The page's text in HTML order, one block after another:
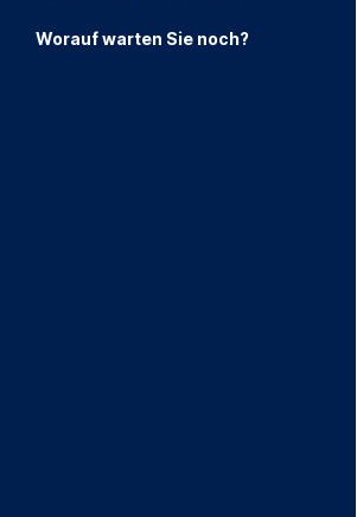
Worauf warten Sie noch?